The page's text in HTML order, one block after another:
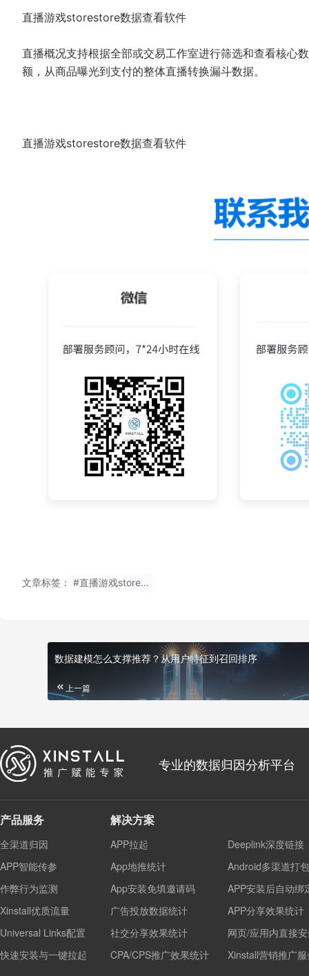
直播游戏storestore数据查看软件
直播概况支持根据全部或交易工作室进行筛选和查看核心
额，从商品曝光到支付的整体直播转换漏斗数据。
直播游戏storestore数据查看软件
文章标签： #直播游戏storestore数据查看软件
数据建模怎么支撑推荐？从用户特征到召回排序
上一篇
专业的数据归因分析平台
产品服务
全渠道归因
APP智能传参
作弊行为监测
Xinstall优质流量
Universal Links配置
快速安装与一键拉起
解决方案
APP拉起
Deeplink深度链接
App地推统计
Android多渠道打包
App安装免填邀请码
APP安装后自动绑
广告投放数据统计
APP分享效果统计
社交分享效果统计
网页/应用内直接
CPA/CPS推广效果统计
Xinstall营销推广